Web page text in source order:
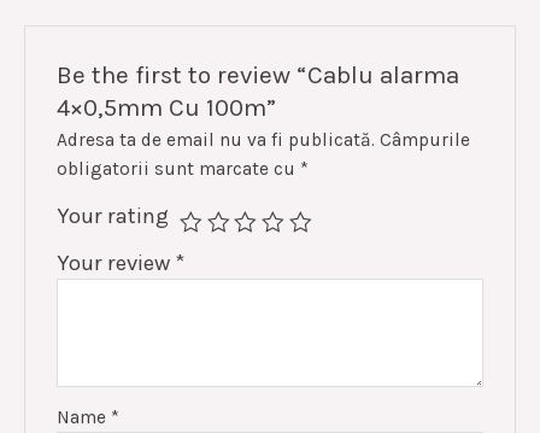
Be the first to review “Cablu alarma
4×0,5mm Cu 100m”
Adresa ta de email nu va fi publicată. Câmpurile
obligatorii sunt marcate cu *
Your rating
Your review *
Name *